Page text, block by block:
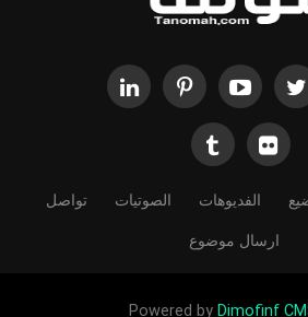
الفديوهات الصوتيات تواصل
ارسال موضوع
Powered by Dimofinf